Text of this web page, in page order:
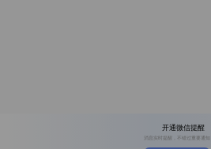
开通微信提醒
消息实时提醒，不错过重要通知